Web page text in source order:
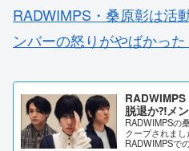
RADWIMPS・桑原彰は活
ンバーの怒りがやばかった
脱退か⁈メ
RADWIMPSの
クープされまし
RADWIMPSで